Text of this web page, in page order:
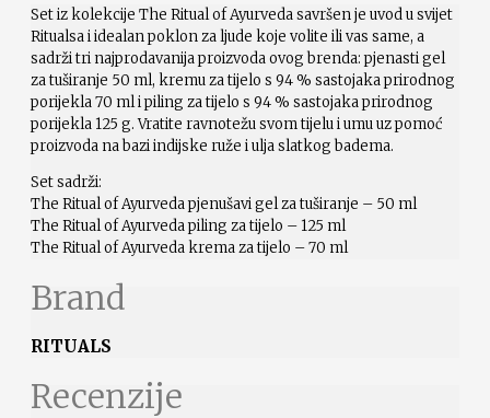
Set iz kolekcije The Ritual of Ayurveda savršen je uvod u svijet
Ritualsa i idealan poklon za ljude koje volite ili vas same, a
sadrži tri najprodavanija proizvoda ovog brenda: pjenasti gel
za tuširanje 50 ml, kremu za tijelo s 94 % sastojaka prirodnog
porijekla 70 ml i piling za tijelo s 94 % sastojaka prirodnog
porijekla 125 g. Vratite ravnotežu svom tijelu i umu uz pomoć
proizvoda na bazi indijske ruže i ulja slatkog badema.
Set sadrži:
The Ritual of Ayurveda pjenušavi gel za tuširanje – 50 ml
The Ritual of Ayurveda piling za tijelo – 125 ml
The Ritual of Ayurveda krema za tijelo – 70 ml
Brand
RITUALS
Recenzije